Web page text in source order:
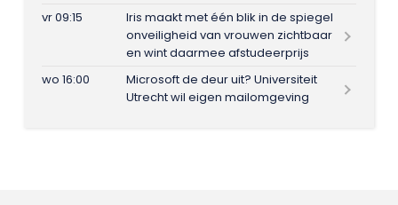
vr 09:15
Iris maakt met één blik in de spiegel
onveiligheid van vrouwen zichtbaar
en wint daarmee afstudeerprijs
wo 16:00
Microsoft de deur uit? Universiteit
Utrecht wil eigen mailomgeving